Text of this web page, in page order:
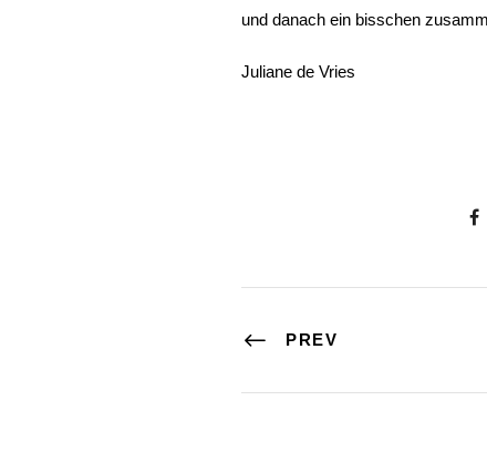
und danach ein bisschen
Juliane de Vries
PREV